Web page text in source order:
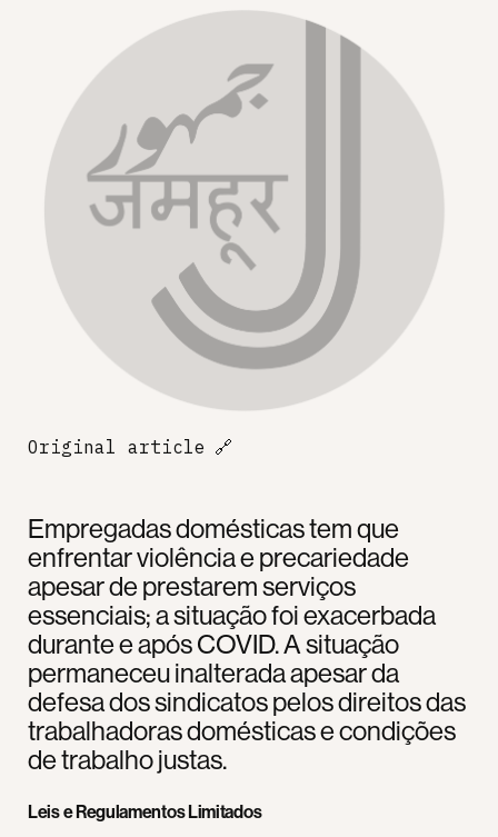
Empregadas domésticas tem que
enfrentar violência e precariedade
apesar de prestarem serviços
essenciais; a situação foi exacerbada
durante e após COVID. A situação
permaneceu inalterada apesar da
defesa dos sindicatos pelos direitos das
trabalhadoras domésticas e condições
de trabalho justas.
Leis e Regulamentos Limitados
Original article 🔗